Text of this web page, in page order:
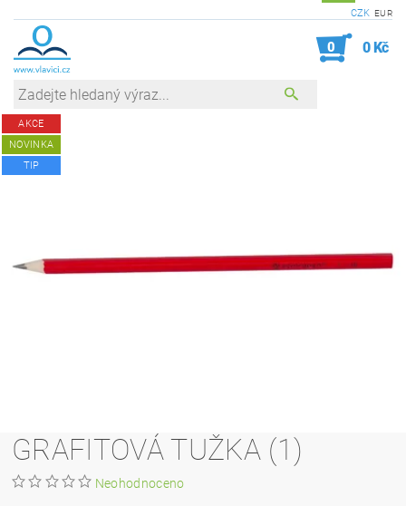
CZK EUR
0 0 Kč
AKCE
NOVINKA
TIP
GRAFITOVÁ TUŽKA (1)
Neohodnoceno